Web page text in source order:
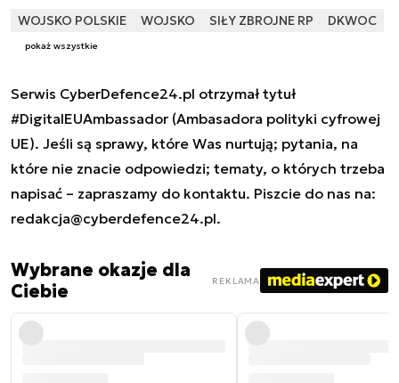
WOJSKO POLSKIE WOJSKO SIŁY ZBROJNE RP DKWOC
pokaż wszystkie
Serwis CyberDefence24.pl otrzymał tytuł
#DigitalEUAmbassador (Ambasadora polityki cyfrowej
UE). Jeśli są sprawy, które Was nurtują; pytania, na
które nie znacie odpowiedzi; tematy, o których trzeba
napisać – zapraszamy do kontaktu. Piszcie do nas na:
redakcja@cyberdefence24.pl.
Wybrane okazje dla
Ciebie
REKLAMA